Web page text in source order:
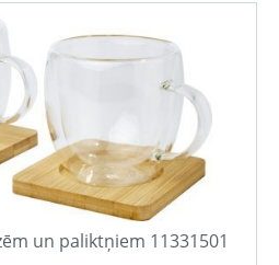
un paliktņiem 11331501